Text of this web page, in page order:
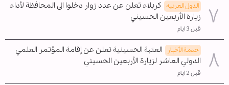
الدول العربیه كربلاء تعلن عن عدد زوار دخلوا الى المحافظة لأداء
زيارة الأربعين الحسيني
قبل 3 ايام
خدمة الأخبار
العتبة الحسينية تعلن عن إقامة المؤتمر العلمي
الدولي العاشر لزيارة الأربعين الحسيني
قبل 2 ايام